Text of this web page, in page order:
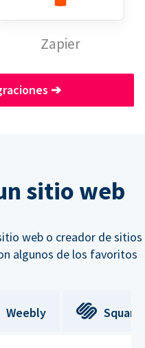
Zapier
➔
sitio web
web o creador de sitios
algunos de los favoritos
Weebly